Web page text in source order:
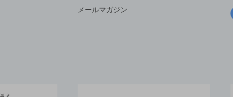
メールマガジン